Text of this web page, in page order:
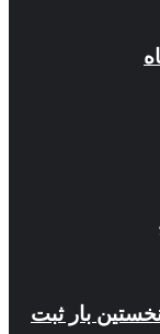
نخستين بار ثبت